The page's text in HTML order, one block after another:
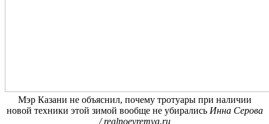
Мэр Казани не объяснил, почему тротуары при наличии
новой техники этой зимой вообще не убирались Инна Серова
/ realnoevremya.ru